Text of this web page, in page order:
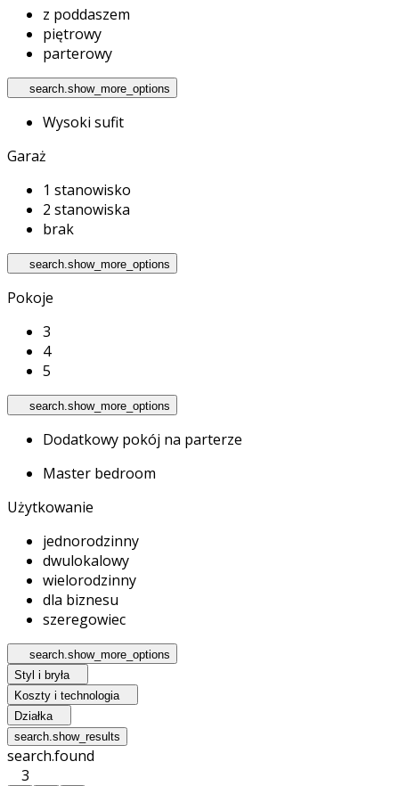
z poddaszem
piętrowy
parterowy
search.show_more_options
Wysoki sufit
Garaż
1 stanowisko
2 stanowiska
brak
search.show_more_options
Pokoje
3
4
5
search.show_more_options
Dodatkowy pokój na parterze
Master bedroom
Użytkowanie
jednorodzinny
dwulokalowy
wielorodzinny
dla biznesu
szeregowiec
search.show_more_options
Styl i bryła
Koszty i technologia
Działka
search.show_results
search.found
3